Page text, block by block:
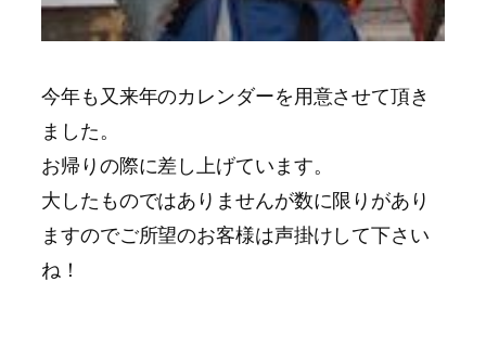
今年も又来年のカレンダーを用意させて頂き
ました。
お帰りの際に差し上げています。
大したものではありませんが数に限りがあり
ますのでご所望のお客様は声掛けして下さい
ね！